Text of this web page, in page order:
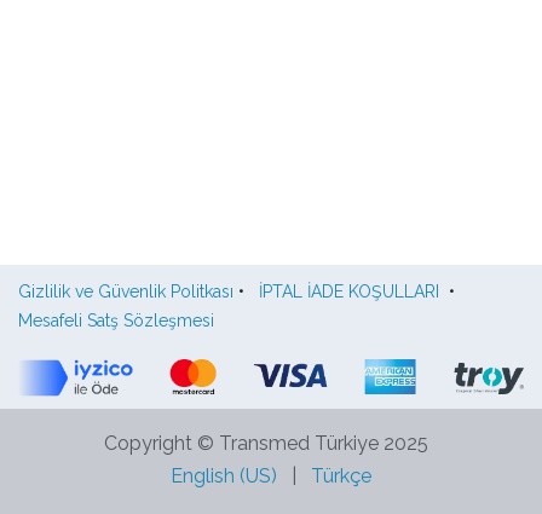
Gizlilik ve Güvenlik Politkası • İPTAL İADE KOŞULLARI
•
Mesafeli Satş Sözleşmesi
Copyright © Transmed Türkiye 2025
English (US)
Türkçe